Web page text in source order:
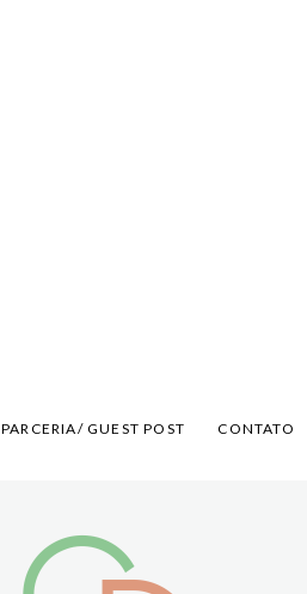
PARCERIA/ GUEST POST CONTATO